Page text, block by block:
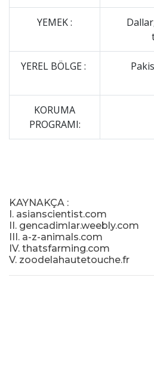
YEMEK :
YEREL BÖLGE :
KORUMA
PROGRAMI:
KAYNAKÇA :
I. asianscientist.com
II. gencadimlar.weebly.com
III. a-z-animals.com
IV. thatsfarming.com
V. zoodelahautetouche.fr